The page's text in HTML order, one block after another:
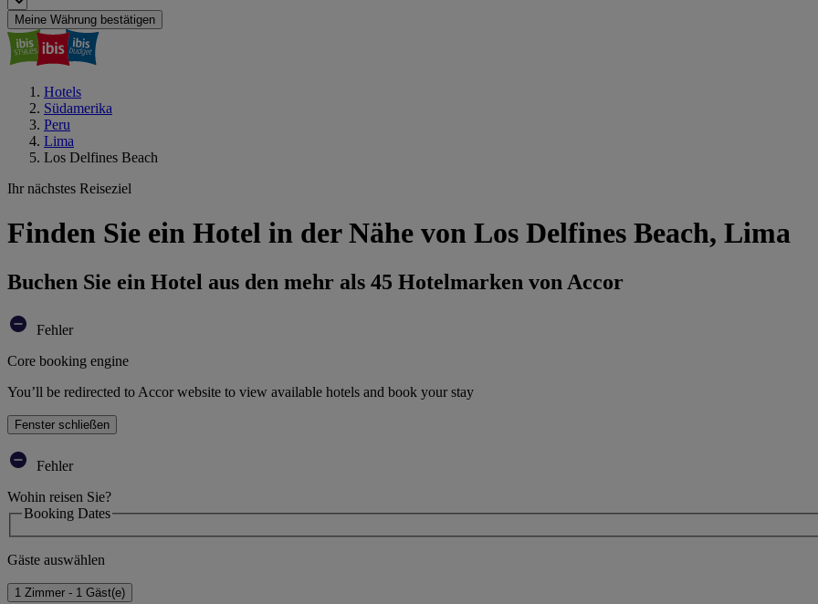
Meine Währung bestätigen
Hotels
Südamerika
Peru
Lima
Los Delfines Beach
Ihr nächstes Reiseziel
Finden Sie ein Hotel in der Nähe von Los Delfines Beach, Lima
Buchen Sie ein Hotel aus den mehr als 45 Hotelmarken von Accor
Fehler
Core booking engine
You’ll be redirected to Accor website to view available hotels and book your stay
Fenster schließen
Fehler
Wohin reisen Sie?
Booking Dates
Gäste auswählen
1 Zimmer - 1 Gäst(e)